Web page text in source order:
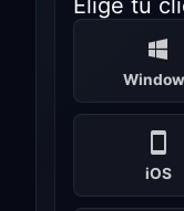
Elige tu
iOS